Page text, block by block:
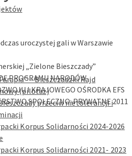
– Bieszczadzki Rajd
(pilotaż)
przeciw nietolerancji i
Korpus Solidarności 2024-2026
Korpus Solidarności 2021- 2023
uroczystej gali w Warszawie
„Zielone Bieszczady”
PROGRAMU NARODÓW
I KRAJOWEGO OŚRODKA EFS
SPOŁECZNO-PRYWATNE 2011